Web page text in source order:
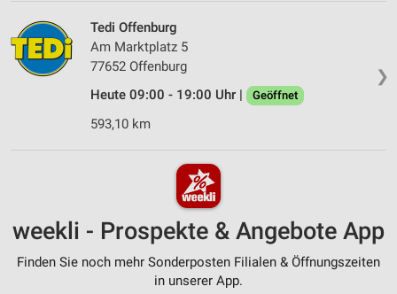
❯
Tedi Offenburg
Am Marktplatz 5
77652 Offenburg
Heute 09:00 - 19:00 Uhr |
Geöffnet
593,10 km
weekli - Prospekte & Angebote App
Finden Sie noch mehr Sonderposten Filialen & Öffnungszeiten
in unserer App.